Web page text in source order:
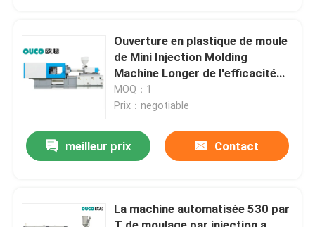
Ouverture en plastique de moule
de Mini Injection Molding
Machine Longer de l'efficacité
ISO9001
MOQ：1
Prix：negotiable
meilleur prix Contact
La machine automatisée 530 par